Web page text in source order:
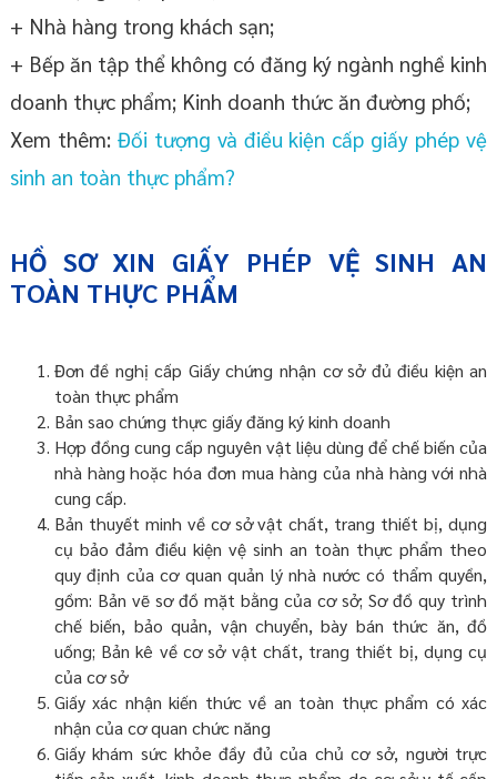
+ Nhà hàng trong khách sạn;
+ Bếp ăn tập thể không có đăng ký ngành nghề kinh
doanh thực phẩm; Kinh doanh thức ăn đường phố;
Xem thêm: Đối tượng và điều kiện cấp giấy phép vệ
sinh an toàn thực phẩm?
HỒ SƠ XIN GIẤY PHÉP VỆ SINH AN
TOÀN THỰC PHẨM
Đơn đề nghị cấp Giấy chứng nhận cơ sở đủ điều kiện an
toàn thực phẩm
Bản sao chứng thực giấy đăng ký kinh doanh
Hợp đồng cung cấp nguyên vật liệu dùng để chế biến của
nhà hàng hoặc hóa đơn mua hàng của nhà hàng với nhà
cung cấp.
Bản thuyết minh về cơ sở vật chất, trang thiết bị, dụng
cụ bảo đảm điều kiện vệ sinh an toàn thực phẩm theo
quy định của cơ quan quản lý nhà nước có thẩm quyền,
gồm: Bản vẽ sơ đồ mặt bằng của cơ sở; Sơ đồ quy trình
chế biến, bảo quản, vận chuyển, bày bán thức ăn, đồ
uống; Bản kê về cơ sở vật chất, trang thiết bị, dụng cụ
của cơ sở
Giấy xác nhận kiến thức về an toàn thực phẩm có xác
nhận của cơ quan chức năng
Giấy khám sức khỏe đầy đủ của chủ cơ sở, người trực